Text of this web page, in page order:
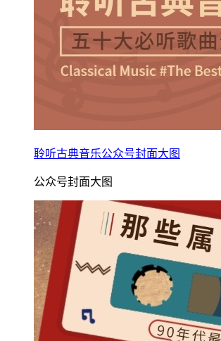
聆听古典音乐公众号封面大图
公众号封面大图